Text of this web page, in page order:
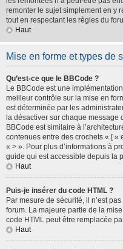
remonter le sujet simplement en y
tout en respectant les règles du
Haut
Mise en forme et types de
Qu’est-ce que le BBCode ?
Le BBCode est une
meilleur contrôle sur la mise en
est déterminée par les
la désactiver sur chaque
BBCode est similaire à
contenues entre des crochets « [ »
« > ». Pour plus d’informations à
guide qui est accessible depuis la
Haut
Puis-je insérer du code HTML ?
Par mesure de sécurité, il n’est
forum. La majeure partie de la
code HTML peut être remplacée
Haut